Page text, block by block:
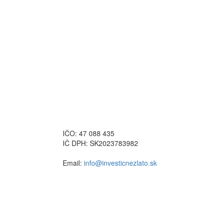
IČO: 47 088 435
IČ DPH: SK2023783982
Email: info@investicnezlato.sk